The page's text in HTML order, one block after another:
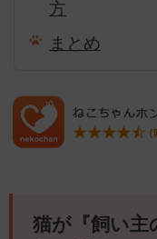
方
まとめ
猫が『飼い主